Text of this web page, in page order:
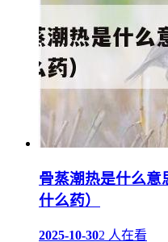
骨蒸潮热是什么意
什么药）
2025-10-302 人在看